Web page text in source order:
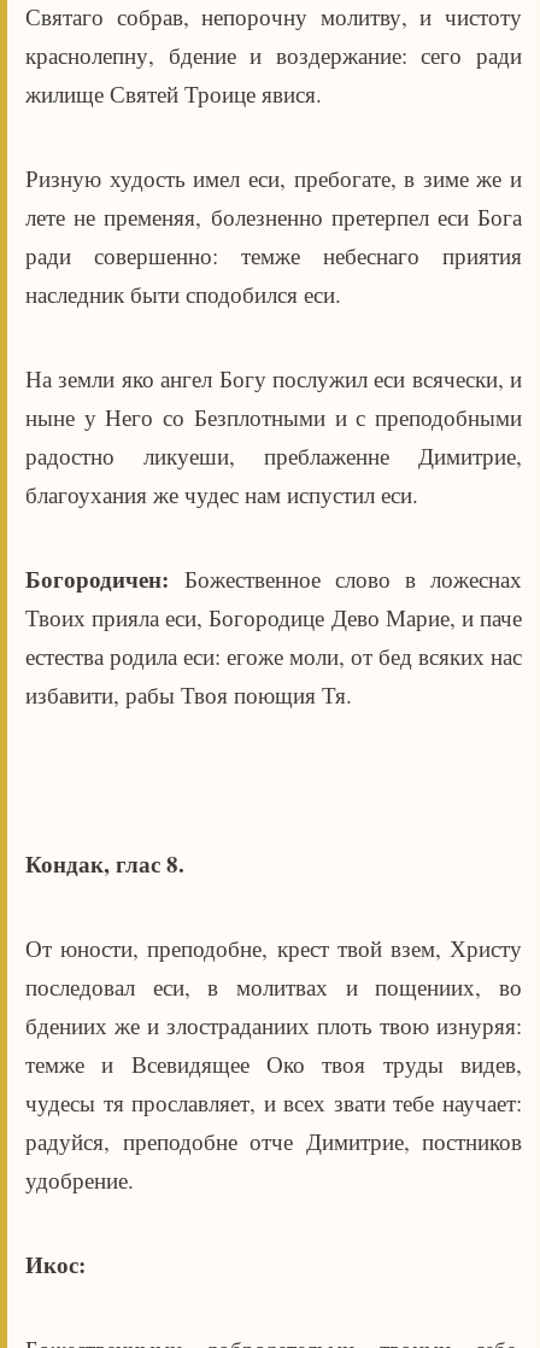
Святаго собрав, непорочну молитву, и чистоту
краснолепну, бдение и воздержание: сего ради
жилище Святей Троице явися.
Ризную худость имел еси, пребогате, в зиме же и
лете не пременяя, болезненно претерпел еси Бога
ради совершенно: темже небеснаго приятия
наследник быти сподобился еси.
На земли яко ангел Богу послужил еси всячески, и
ныне у Него со Безплотными и с преподобными
радостно ликуеши, преблаженне Димитрие,
благоухания же чудес нам испустил еси.
Богородичен: Божественное слово в ложеснах
Твоих прияла еси, Богородице Дево Марие, и паче
естества родила еси: егоже моли, от бед всяких нас
избавити, рабы Твоя поющия Тя.
Кондак, глас 8.
От юности, преподобне, крест твой взем, Христу
последовал еси, в молитвах и пощениих, во
бдениих же и злостраданиих плоть твою изнуряя:
темже и Всевидящее Око твоя труды видев,
чудесы тя прославляет, и всех звати тебе научает:
радуйся, преподобне отче Димитрие, постников
удобрение.
Икос: